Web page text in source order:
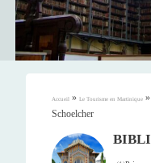
Accueil » Le Tourisme en Martinique »
Schoelcher